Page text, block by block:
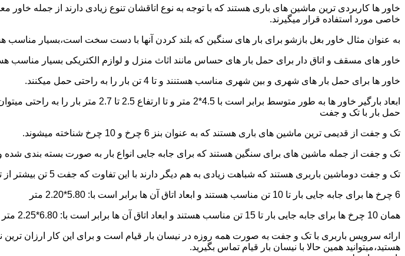
خاور ها کاربردی ترین ماشین های باری هستند که با توجه به نوع اتاقشان تنوع زیادی دارند از جمله
خاصی مورد استفاده قرار میگیرند.
به عنوان مثال خاور بغل بازشو برای بار های سنگین که بلند کردن آنها با دست سخت است،بسیار مناسب
خاور های مسقف و اتاق دار برای حمل بار های حساس مانند اثاث منزل و لوازم الکتریکی بسیار مناسب
خاور ها برای حمل بار های شهری و بین شهری مناسب هستنند و تا 4 تن بار را به راحتی حمل میکنند.
ابعاد بارگیر خاور ها به طور متوسط برابر است با 4.5*2 متر و تا ارتفاع 2.5 تا 2.7 متر بار را به راحتی میتوان روی آنها قرار داد.
حمل بار با تک و جفت
تک و جفت از قدیمی ترین ماشین های باری هستند که به عنوان بنز 6 چرخ و 10 چرخ شناخته میشوند.
تک و جفت از جمله ماشین های برای سنگین هستند که برای جابه جایی انواع بار به صورت بسته بندی شده و
تک و جفت دوماشین باربری هستند که شباهت زیادی به هم دیگر دارند با این تفاوت که جفت 5 تن بیشتر از تک بار حمل میکند.
6 چرخ ها برای جابه جایی بار تا 10 تن مناسب هستند و ابعاد اتاق آن ها برابر است با: 5.80*2.20 متر
همان 10 چرخ ها برای جابه جایی بار تا 15 تن مناسب هستند و ابعاد اتاق آن ها برابر است با: 6.80*2.25 متر
ارائه سرویس باربری با تک و جفت به صورت همه روزه در نیسان بار قیام است و برای این کار ارزان
هستید،میتوانید همین حالا با نیسان بار قیام تماس بگیرید.